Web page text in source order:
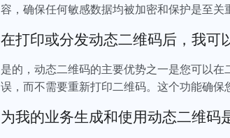
容，确保任何敏感数据均被加密和保护是至关
在打印或分发动态二维码后，我可
是的，动态二维码的主要优势之一是您可以
误，而不需要重新打印二维码。这个功能确保
为我的业务生成和使用动态二维码